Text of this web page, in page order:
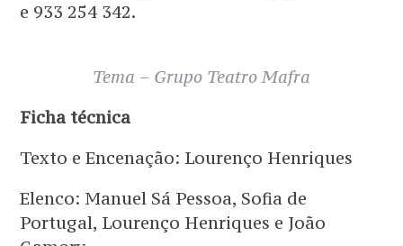
e 933 254 342.
Tema – Grupo Teatro Mafra
Ficha técnica
Texto e Encenação: Lourenço Henriques
Elenco: Manuel Sá Pessoa, Sofia de
Portugal, Lourenço Henriques e João